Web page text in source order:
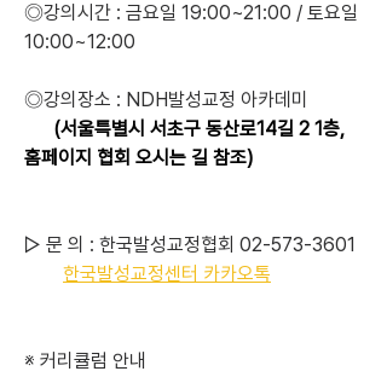
◎강의시간 : 금요일 19:00~21:00 / 토요일
10:00~12:00
◎강의장소 : NDH발성교정 아카데미
(서울특별시 서초구 동산로14길 2 1층,
홈페이지 협회 오시는 길 참조)
▷ 문 의 : 한국발성교정협회 02-573-3601
한국발성교정센터 카카오톡
※ 커리큘럼 안내